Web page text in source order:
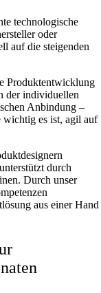
technologische
oder
auf die steigenden
Produktentwicklung
der individuellen
Anbindung –
wichtig es ist, agil auf
durch
Durch unser
aus einer Hand